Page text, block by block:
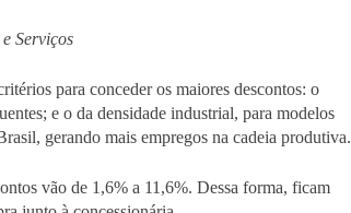
Serviços
para conceder os maiores descontos: o
e o da densidade industrial, para modelos
gerando mais empregos na cadeia produtiva.
vão de 1,6% a 11,6%. Dessa forma, ficam